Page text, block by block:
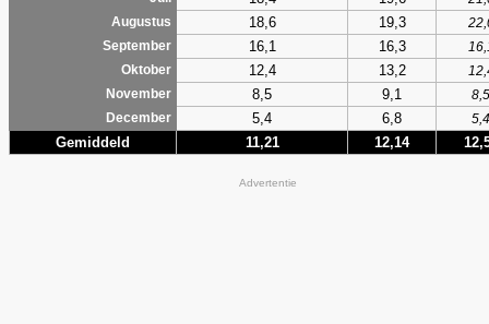
Augustus
18,6 19,3
September
16,1 16,3
Oktober
12,4 13,2
November
8,5 9,1
8,5
December
5,4 6,8 5,4
Gemiddeld 11,21 12,14
Advertentie